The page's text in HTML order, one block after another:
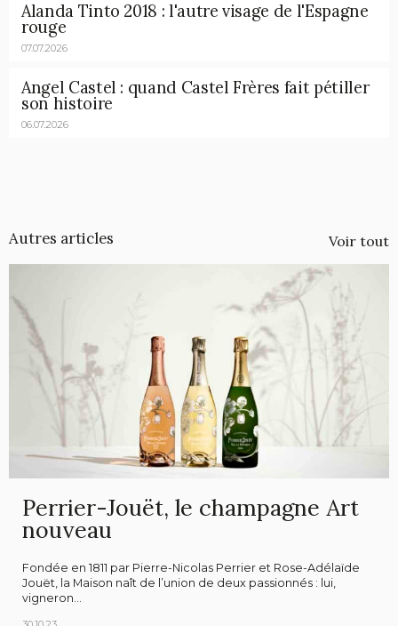
Alanda Tinto 2018 : l'autre visage de l'Espagne
rouge
07.07.2026
Angel Castel : quand Castel Frères fait pétiller
son histoire
06.07.2026
Autres articles Voir tout
Perrier-Jouët, le champagne Art
nouveau
Fondée en 1811 par Pierre-Nicolas Perrier et Rose-Adélaïde
Jouët, la Maison naît de l’union de deux passionnés : lui,
vigneron...